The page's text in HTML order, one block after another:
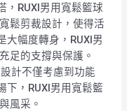
，RUXI男用寬鬆籃球
鬆剪裁設計，使得活
大幅度轉身，RUXI男
足的支撐與保護。
計不僅考慮到功能
下，RUXI男用寬鬆籃
風采。